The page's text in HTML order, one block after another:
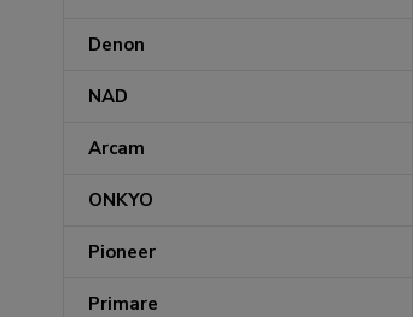
Denon
NAD
Arcam
ONKYO
Pioneer
Primare